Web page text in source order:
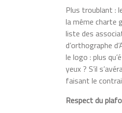
Plus troublant :
la même charte
liste des
d’orthographe
le logo : plus
yeux ? S’il
faisant le
Respect du